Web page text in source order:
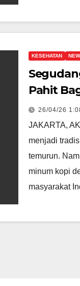
KESEHATAN
Pahit
26/04/26
JAKARTA,
menjadi
temurun.
minum kopi
masyarakat